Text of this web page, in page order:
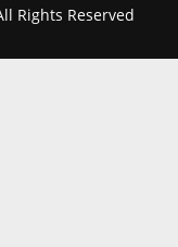
Rights Reserved